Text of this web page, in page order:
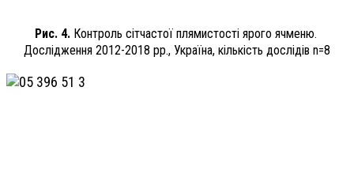
Рис. 4.Контроль сітчастої плямистості ярого ячменю.
Дослідження 2012-2018 рр., Україна, кількість дослідів n=8